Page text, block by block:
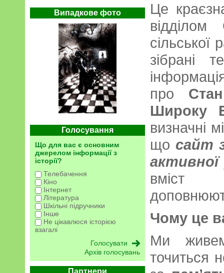
Випадкове фото
Голосування
Що для вас є основним
джерелом інформації з
історії?
Телебачення
Кіно
Інтернет
Література
Шкільні підручники
Інше
Не цікавлюся історією
взагалі
Архів голосувань
Партнери
Це
відділом
сільської
зібрані
про
Широку
визначні
що сайт
активної
вміст
Чому це
Ми
точиться